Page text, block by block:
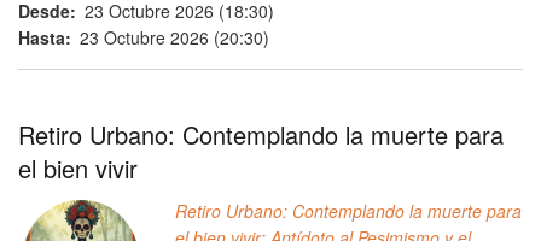
Desde 23 Octubre 2026 (18:30)
Hasta 23 Octubre 2026 (20:30)
Retiro Urbano: Contemplando la muerte para
el bien vivir
Retiro Urbano: Contemplando la muerte para